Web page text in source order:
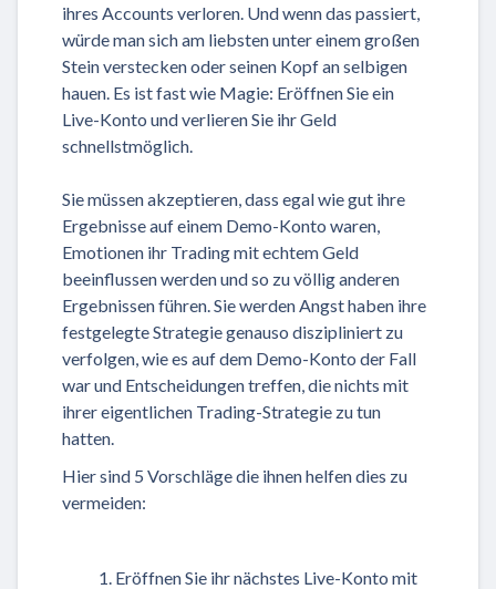
ihres Accounts verloren. Und wenn das passiert,
würde man sich am liebsten unter einem großen
Stein verstecken oder seinen Kopf an selbigen
hauen. Es ist fast wie Magie: Eröffnen Sie ein
Live-Konto und verlieren Sie ihr Geld
schnellstmöglich.
Sie müssen akzeptieren, dass egal wie gut ihre
Ergebnisse auf einem Demo-Konto waren,
Emotionen ihr Trading mit echtem Geld
beeinflussen werden und so zu völlig anderen
Ergebnissen führen. Sie werden Angst haben ihre
festgelegte Strategie genauso diszipliniert zu
verfolgen, wie es auf dem Demo-Konto der Fall
war und Entscheidungen treffen, die nichts mit
ihrer eigentlichen Trading-Strategie zu tun
hatten.
Hier sind 5 Vorschläge die ihnen helfen dies zu
vermeiden:
Eröffnen Sie ihr nächstes Live-Konto mit